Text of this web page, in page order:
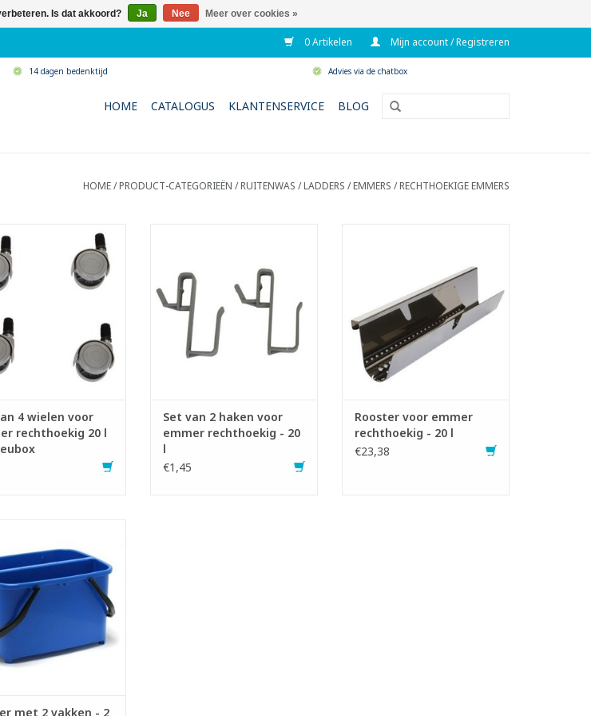
0 Artikelen Mijn account / Registreren
14 dagen bedenktijd Advies via de chatbox
HOME CATALOGUS KLANTENSERVICE BLOG
HOME/PRODUCT-CATEGORIEËN /RUITENWAS / LADDERS /EMMERS /RECHTHOEKIGE EMMERS
kunststof emmer
inhoud van 20 liter.
Diameter Ø 50 mm.
4 wielen voor
rechthoekig 20 l
- Geschikt voor het ophangen
van een inwasser of ruitenwisser
aan de emmer.
TOEVOEGEN AAN WINKELWAGEN
Set van 2 haken voor
emmer rechthoekig - 20
l
€1,45
- Geschikt voor het uitwringen
van een inwasser.
TOEVOEGEN AAN WINKELWAGEN
Rooster voor emmer
rechthoekig - 20 l
€23,38
emmer: 2 x 10 liter
van 2 kunststof
met vingergrepen
voor ruitenwas
AAN WINKELWAGEN
met 2 vakken - 2
Is dat akkoord? Ja Nee Meer over cookies »